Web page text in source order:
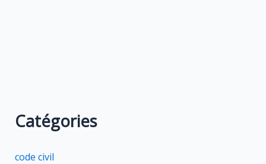
Catégories
code civil